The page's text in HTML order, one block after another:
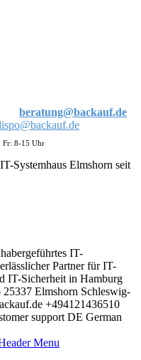
beratung@backauf.de
Fr: 8-15 Uhr
Systemhaus Elmshorn seit
IT-
Partner für IT-
IT-Sicherheit in Hamburg
25337 Elmshorn Schleswig-
+494121436510
support DE German